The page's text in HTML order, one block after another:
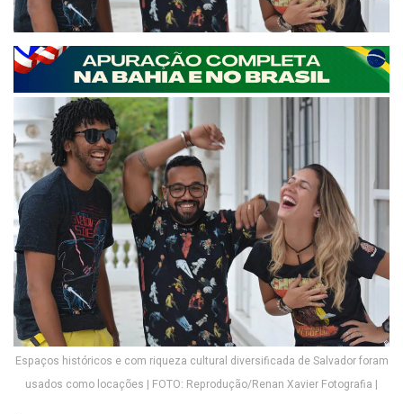
Espaços históricos e com riqueza cultural diversificada de Salvador foram
usados como locações | FOTO: Reprodução/Renan Xavier Fotografia |